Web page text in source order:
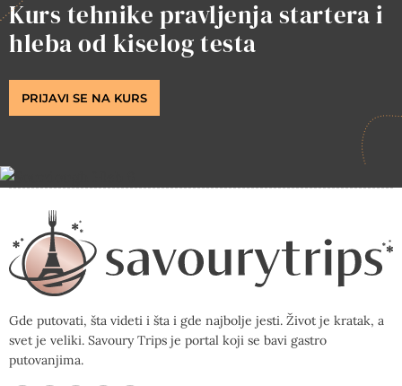
Kurs tehnike pravljenja startera i
hleba od kiselog testa
PRIJAVI SE NA KURS
Gde putovati, šta videti i šta i gde najbolje jesti. Život je kratak, a
svet je veliki. Savoury Trips je portal koji se bavi gastro
putovanjima.